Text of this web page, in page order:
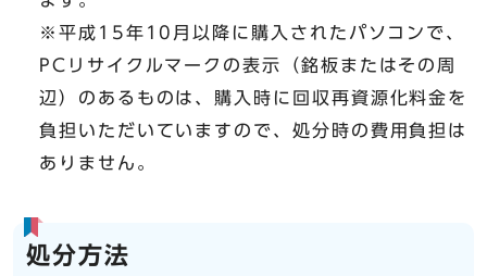
※平成15年10月以降に購入されたパソコンで、
PCリサイクルマークの表示（銘板またはその周
辺）のあるものは、購入時に回収再資源化料金を
負担いただいていますので、処分時の費用負担は
ありません。
処分方法